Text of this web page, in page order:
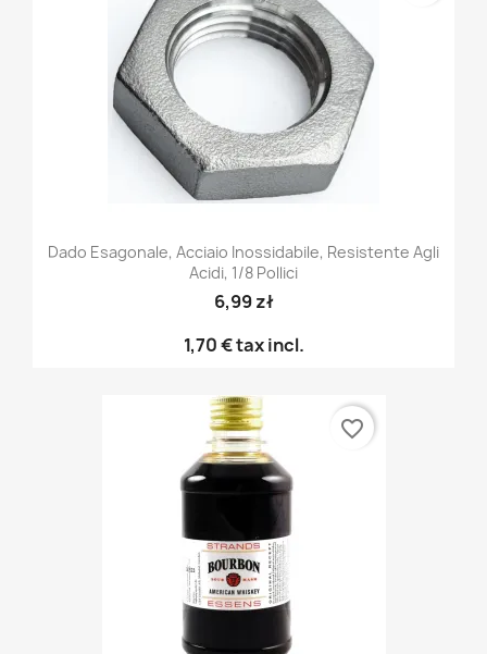
Dado Esagonale, Acciaio Inossidabile, Resistente Agli
Acidi, 1/8 Pollici
6,99 zł
1,70 €tax incl.
favorite_border